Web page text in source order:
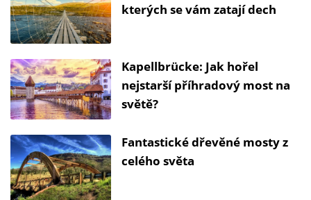
kterých se vám zatají dech
Kapellbrücke: Jak hořel
nejstarší příhradový most na
světě?
Fantastické dřevěné mosty z
celého světa